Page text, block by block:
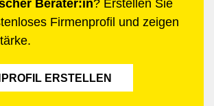
Berater:in? Erstellen Sie
Firmenprofil und zeigen
ERSTELLEN